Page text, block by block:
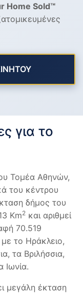
Home Sold™
για το
Τομέα Αθηνών,
του κέντρου
δήμος του
Km2 και αριθμεί
70.519
με το Ηράκλειο,
τα Βριλήσσια,
Ιωνία.
μεγάλη έκταση